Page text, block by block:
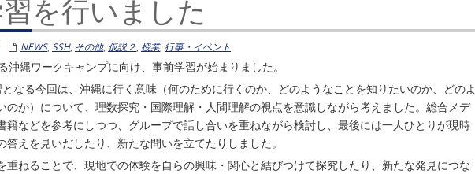
を行いました
NEWS, SSH, その他, 仮説２, 授業, 行事・イベント
沖縄ワークキャンプに向け、事前学習が始まりました。
なる今回は、沖縄に行く意味（何のために行くのか、どのようなことを知りたいのか、どのよ
のか）について、理数探究・国際理解・人間理解の視点を意識しながら考えました。総合メデ
籍などを参考にしつつ、グループで話し合いを重ねながら検討し、最後には一人ひとりが現時
答えを見いだしたり、新たな問いを立てたりしました。
重ねることで、現地での体験を自らの興味・関心と結びつけて探究したり、新たな発見につな